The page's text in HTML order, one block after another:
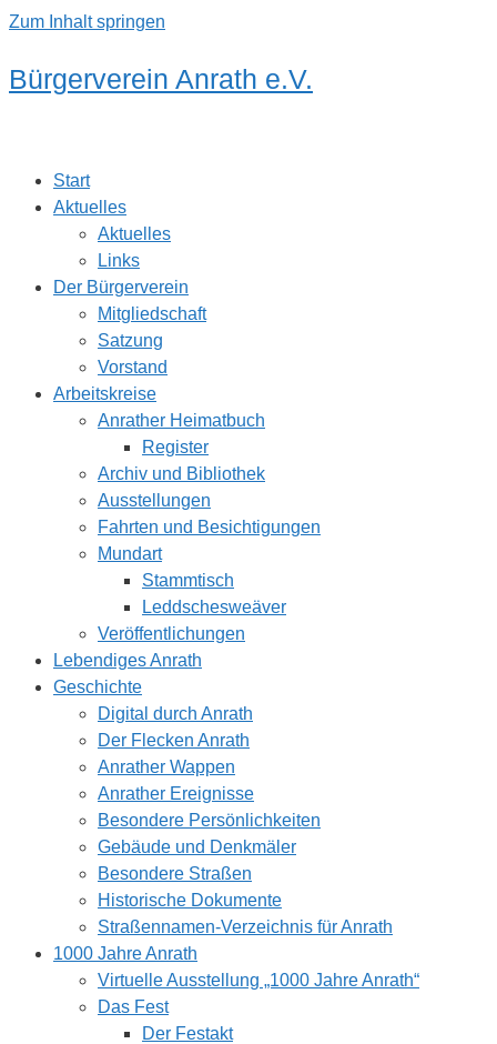
Zum Inhalt springen
Bürgerverein Anrath e.V.
Start
Aktuelles
Aktuelles
Links
Der Bürgerverein
Mitgliedschaft
Satzung
Vorstand
Arbeitskreise
Anrather Heimatbuch
Register
Archiv und Bibliothek
Ausstellungen
Fahrten und Besichtigungen
Mundart
Stammtisch
Leddschesweäver
Veröffentlichungen
Lebendiges Anrath
Geschichte
Digital durch Anrath
Der Flecken Anrath
Anrather Wappen
Anrather Ereignisse
Besondere Persönlichkeiten
Gebäude und Denkmäler
Besondere Straßen
Historische Dokumente
Straßennamen-Verzeichnis für Anrath
1000 Jahre Anrath
Virtuelle Ausstellung „1000 Jahre Anrath“
Das Fest
Der Festakt